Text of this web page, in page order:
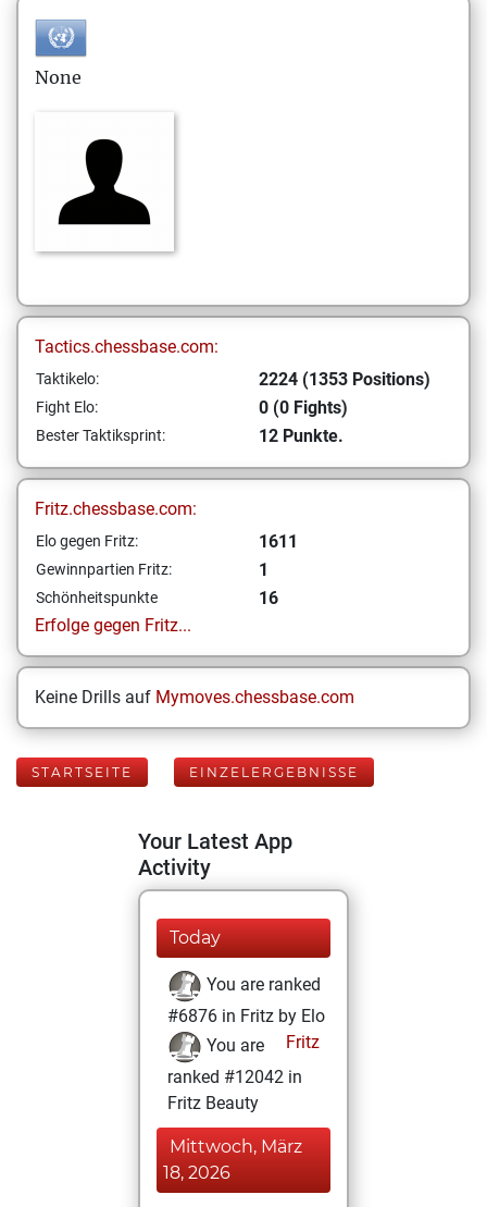
None
Tactics.chessbase.com:
Taktikelo: 2224 (1353 Positions)
Fight Elo: 0 (0 Fights)
Bester Taktiksprint: 12 Punkte.
Fritz.chessbase.com:
Elo gegen Fritz: 1611
Gewinnpartien Fritz: 1
Schönheitspunkte
16
Erfolge gegen Fritz...
Keine Drills auf Mymoves.chessbase.com
STARTSEITE EINZELERGEBNISSE
Your Latest App
Activity
Today
You are ranked
#6876 in Fritz by Elo
Fritz
You are
ranked #12042 in
Fritz Beauty
Mittwoch, März
18, 2026